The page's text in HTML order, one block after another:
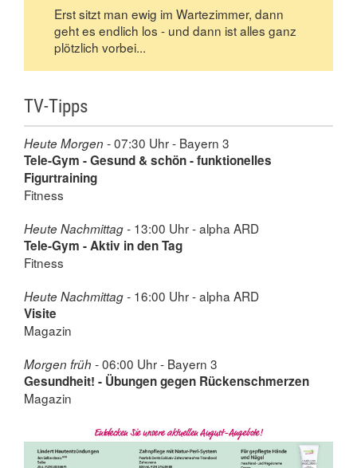
Erst sitzt man ewig im Wartezimmer, dann
geht es endlich los - und dann ist alles ganz
plötzlich vorbei...
TV-Tipps
Heute Morgen -07:30 Uhr - Bayern 3
Tele-Gym - Gesund & schön - funktionelles
Figurtraining
Fitness
Heute Nachmittag - 13:00 Uhr - alpha ARD
Tele-Gym - Aktiv in den Tag
Fitness
Heute Nachmittag - 16:00 Uhr - alpha ARD
Visite
Magazin
Morgen früh -06:00 Uhr - Bayern 3
Gesundheit! - Übungen gegen Rückenschmerzen
Magazin